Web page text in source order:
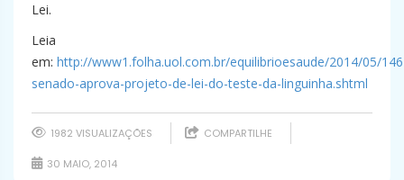
Lei.
Leia
em: http://www1.folha.uol.com.br/equilibrioesaude/2014/05/
senado-aprova-projeto-de-lei-do-teste-da-linguinha.shtml
1982 VISUALIZAÇÕES COMPARTILHE
30 MAIO, 2014